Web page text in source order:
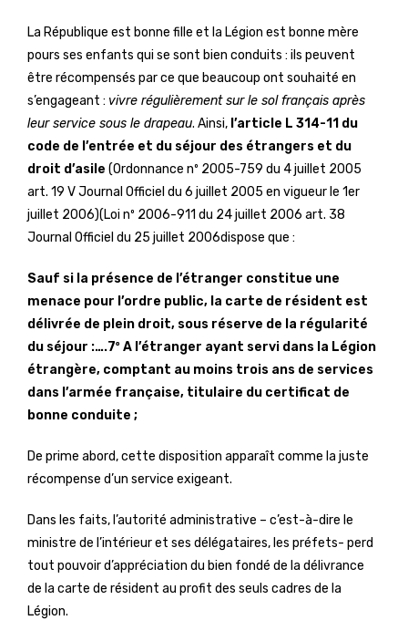
La République est bonne fille et la Légion est bonne mère
pours ses enfants qui se sont bien conduits : ils peuvent
être récompensés par ce que beaucoup ont souhaité en
s’engageant : vivre régulièrement sur le sol français après
leur service sous le drapeau. Ainsi, l’article L 314-11 du
code de l’entrée et du séjour des étrangers et du
droit d’asile (Ordonnance nº 2005-759 du 4 juillet 2005
art. 19 V Journal Officiel du 6 juillet 2005 en vigueur le 1er
juillet 2006)(Loi nº 2006-911 du 24 juillet 2006 art. 38
Journal Officiel du 25 juillet 2006dispose que :
Sauf si la présence de l’étranger constitue une
menace pour l’ordre public, la carte de résident est
délivrée de plein droit, sous réserve de la régularité
du séjour :….7º A l’étranger ayant servi dans la Légion
étrangère, comptant au moins trois ans de services
dans l’armée française, titulaire du certificat de
bonne conduite ;
De prime abord, cette disposition apparaît comme la juste
récompense d’un service exigeant.
Dans les faits, l’autorité administrative – c’est-à-dire le
ministre de l’intérieur et ses délégataires, les préfets- perd
tout pouvoir d’appréciation du bien fondé de la délivrance
de la carte de résident au profit des seuls cadres de la
Légion.